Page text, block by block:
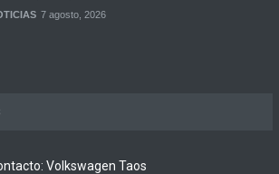
7 agosto, 2026
S2 y Skua 150 en
2026Volkswagen Taos